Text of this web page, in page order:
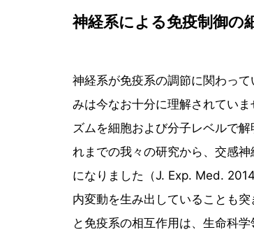
神経系による免疫制御の
神経系が免疫系の調節に関わっ
みは今なお十分に理解されてい
ズムを細胞および分子レベルで
れまでの我々の研究から、交感
になりました（J. Exp. Med.
内変動を生み出していることも
と免疫系の相互作用は、生命科